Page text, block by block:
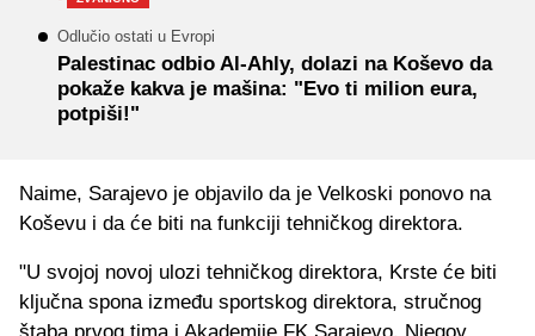
Odlučio ostati u Evropi
Palestinac odbio Al-Ahly, dolazi na Koševo da
pokaže kakva je mašina: "Evo ti milion eura,
potpiši!"
Naime, Sarajevo je objavilo da je Velkoski ponovo na
Koševu i da će biti na funkciji tehničkog direktora.
"U svojoj novoj ulozi tehničkog direktora, Krste će biti
ključna spona između sportskog direktora, stručnog
štaba prvog tima i Akademije FK Sarajevo. Njegov